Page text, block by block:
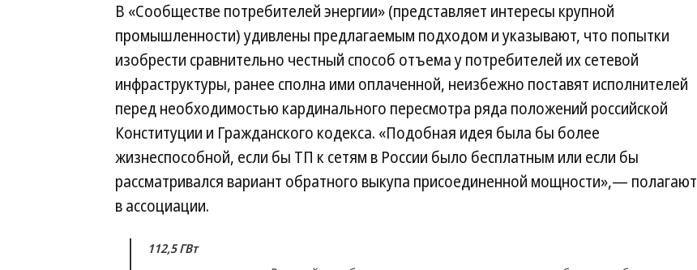
В «Сообществе потребителей энергии» (представляет интересы крупной
промышленности) удивлены предлагаемым подходом и указывают, что попытки
изобрести сравнительно честный способ отъема у потребителей их сетевой
инфраструктуры, ранее сполна ими оплаченной, неизбежно поставят исполнителей
перед необходимостью кардинального пересмотра ряда положений российской
Конституции и Гражданского кодекса. «Подобная идея была бы более
жизнеспособной, если бы ТП к сетям в России было бесплатным или если бы
рассматривался вариант обратного выкупа присоединенной мощности»,— полагают
в ассоциации.
112,5 ГВт